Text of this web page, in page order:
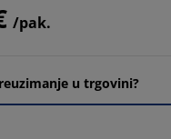
/pak.
u trgovini?